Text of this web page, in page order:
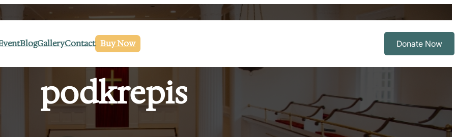
BlogGalleryContact Buy Now Donate Now
podkrepis